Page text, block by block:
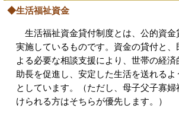
◆生活福祉資金
生活福祉資金貸付制度とは、公的資金
実施しているものです。資金の貸付と、
よる必要な相談支援により、世帯の経
助長を促進し、安定した生活を送れる
としています。（ただし、母子父子寡
けられる方はそちらが優先します。）